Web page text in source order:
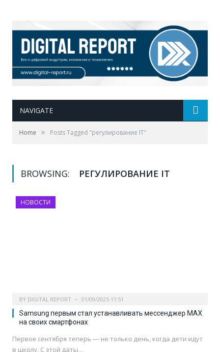
NAVIGATE
Home » Posts Tagged "регулирование IT"
BROWSING: РЕГУЛИРОВАНИЕ IT
НОВОСТИ
BY DIGITAL REPORT 01/09/2025 11:51
Samsung первым стал устанавливать мессенджер MAX
на своих смартфонах
Первое сентября теперь — не только день, когда дети идут
в школу. С этой даты…